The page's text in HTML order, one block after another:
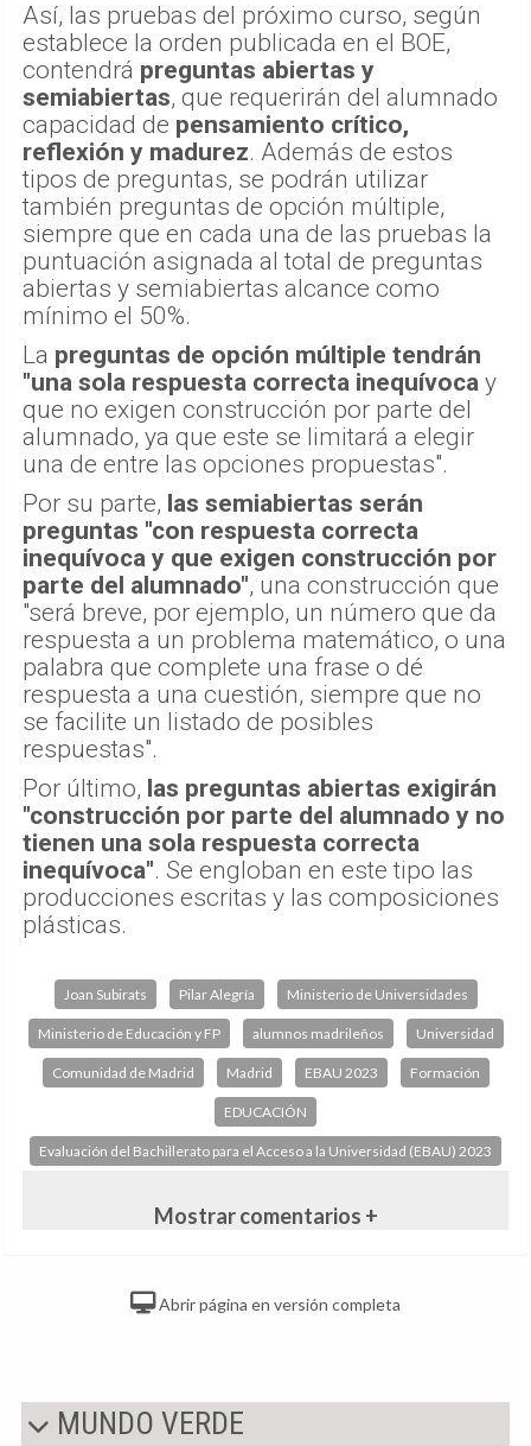
Así, las pruebas del próximo curso, según
establece la orden publicada en el BOE,
contendrá preguntas abiertas y
semiabiertas, que requerirán del alumnado
capacidad de pensamiento crítico,
reflexión y madurez. Además de estos
tipos de preguntas, se podrán utilizar
también preguntas de opción múltiple,
siempre que en cada una de las pruebas la
puntuación asignada al total de preguntas
abiertas y semiabiertas alcance como
mínimo el 50%.
La preguntas de opción múltiple tendrán
"una sola respuesta correcta inequívoca y
que no exigen construcción por parte del
alumnado, ya que este se limitará a elegir
una de entre las opciones propuestas".
Por su parte, las semiabiertas serán
preguntas "con respuesta correcta
inequívoca y que exigen construcción por
parte del alumnado", una construcción que
"será breve, por ejemplo, un número que da
respuesta a un problema matemático, o una
palabra que complete una frase o dé
respuesta a una cuestión, siempre que no
se facilite un listado de posibles
respuestas".
Por último, las preguntas abiertas exigirán
"construcción por parte del alumnado y no
tienen una sola respuesta correcta
inequívoca". Se engloban en este tipo las
producciones escritas y las composiciones
plásticas.
Joan Subirats Pilar Alegría Ministerio de Universidades
Ministerio de Educación y FP alumnos madrileños Universidad
Comunidad de Madrid Madrid EBAU 2023 Formación
EDUCACIÓN
Evaluación del Bachillerato para el Acceso a la Universidad (EBAU) 2023
Mostrar comentarios +
Abrir página en versión completa
MUNDO VERDE